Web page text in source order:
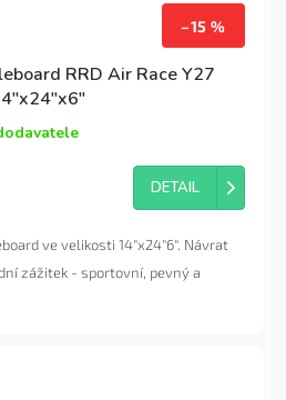
–15 %
RRD Air Race Y27
Průměrné
hodnocení
z
5
DETAIL
ve velikosti 14"x24"6". Návrat
zážitek - sportovní, pevný a